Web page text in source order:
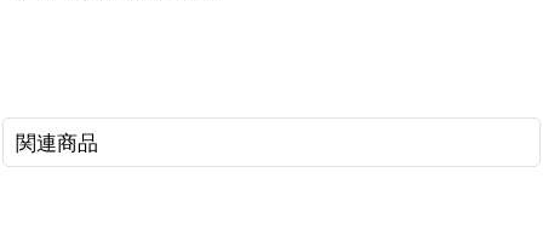
関連商品